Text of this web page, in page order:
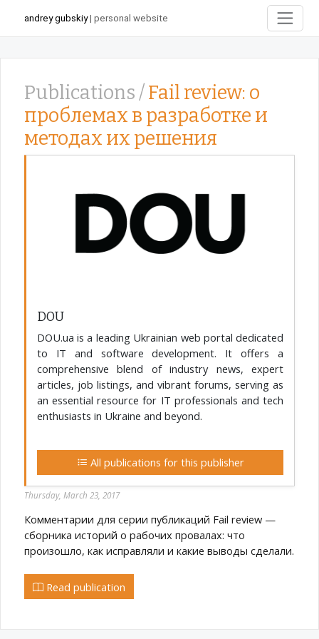
andrey gubskiy| personal website
Publications /Fail review: о
проблемах в разработке и
методах их решения
DOU
DOU.ua is a leading Ukrainian web portal dedicated
to IT and software development. It offers a
comprehensive blend of industry news, expert
articles, job listings, and vibrant forums, serving as
an essential resource for IT professionals and tech
enthusiasts in Ukraine and beyond.
All publications for this publisher
Thursday, March 23, 2017
Комментарии для серии публикаций Fail review —
сборника историй о рабочих провалах: что
произошло, как исправляли и какие выводы сделали.
Read publication